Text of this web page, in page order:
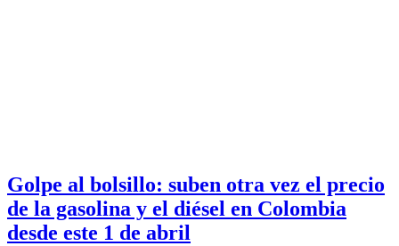
Golpe al bolsillo: suben otra vez el precio
de la gasolina y el diésel en Colombia
desde este 1 de abril